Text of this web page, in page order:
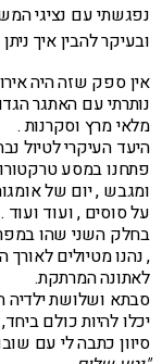
נפגשתי עם נציגי
ובעיקר להבין איך
אין ספק שזה היה
מלאי מרץ וסקרנות .
היעד העיקרי לטיול
פתחנו במסע
ומגבש , יום של
על סוסים , ועוד ועוד .
בחלק השני שהו
, נהנו מטיולים
לאתונה המרתקת.
סבתא ושלושת ילדיה
יכלו להיות כולם
סיוון כתבה לי עם